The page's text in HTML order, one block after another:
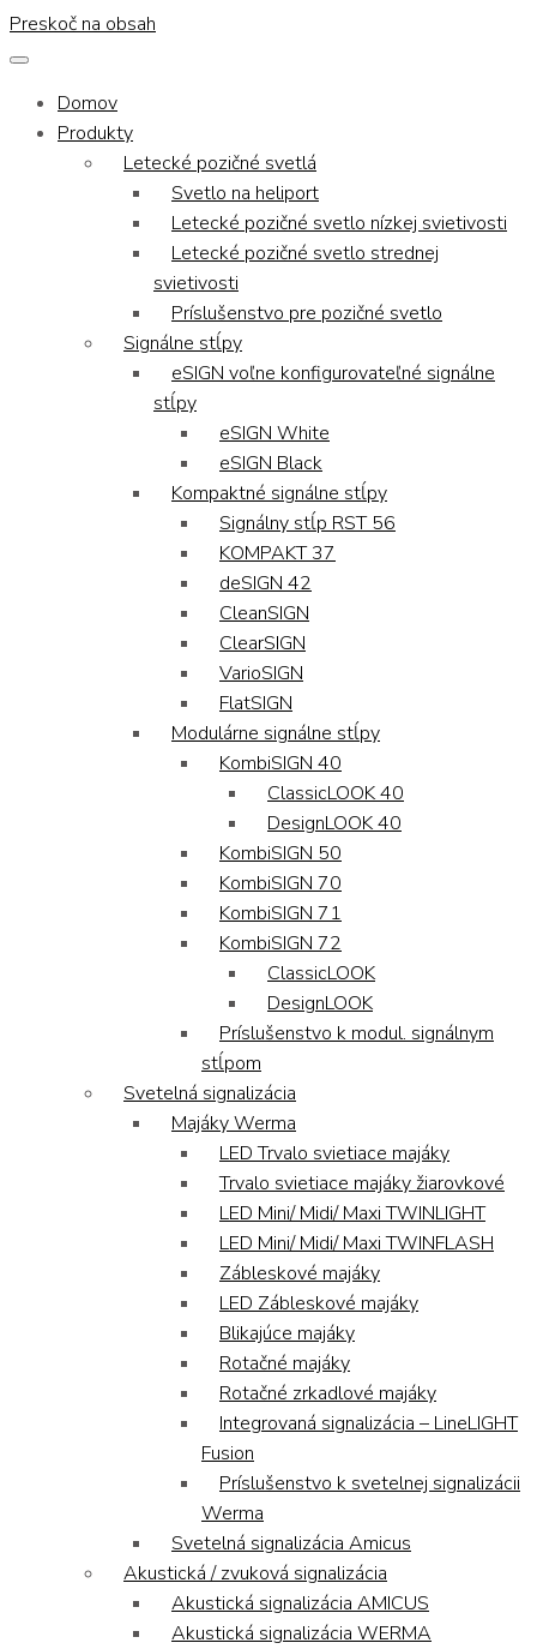
Preskoč na obsah
Domov
Produkty
Letecké pozičné svetlá
Svetlo na heliport
Letecké pozičné svetlo nízkej svietivosti
Letecké pozičné svetlo strednej
svietivosti
Príslušenstvo pre pozičné svetlo
Signálne stĺpy
eSIGN voľne konfigurovateľné signálne
stĺpy
eSIGN White
eSIGN Black
Kompaktné signálne stĺpy
Signálny stĺp RST 56
KOMPAKT 37
deSIGN 42
CleanSIGN
ClearSIGN
VarioSIGN
FlatSIGN
Modulárne signálne stĺpy
KombiSIGN 40
ClassicLOOK 40
DesignLOOK 40
KombiSIGN 50
KombiSIGN 70
KombiSIGN 71
KombiSIGN 72
ClassicLOOK
DesignLOOK
Príslušenstvo k modul. signálnym
stĺpom
Svetelná signalizácia
Majáky Werma
LED Trvalo svietiace majáky
Trvalo svietiace majáky žiarovkové
LED Mini/ Midi/ Maxi TWINLIGHT
LED Mini/ Midi/ Maxi TWINFLASH
Zábleskové majáky
LED Zábleskové majáky
Blikajúce majáky
Rotačné majáky
Rotačné zrkadlové majáky
Integrovaná signalizácia – LineLIGHT
Fusion
Príslušenstvo k svetelnej signalizácii
Werma
Svetelná signalizácia Amicus
Akustická / zvuková signalizácia
Akustická signalizácia AMICUS
Akustická signalizácia WERMA